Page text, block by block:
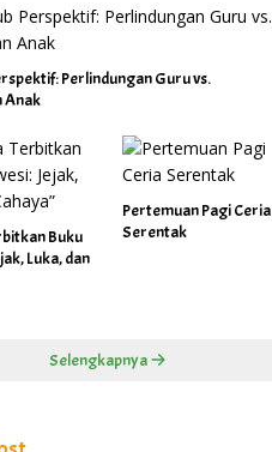
Perlindungan Guru vs.
Anak
Buku
Luka, dan
Pertemuan Pagi Ceria
Serentak
Selengkapnya